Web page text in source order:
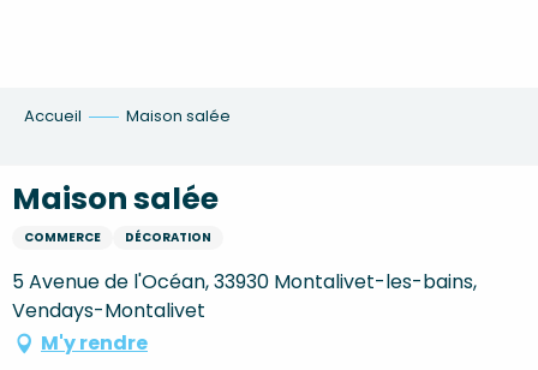
Accueil Maison salée
Maison salée
COMMERCE DÉCORATION
5 Avenue de l'Océan, 33930 Montalivet-les-bains,
Vendays-Montalivet
M'y rendre